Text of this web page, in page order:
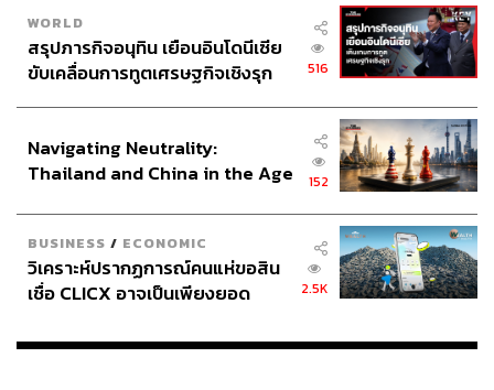
WORLD
สรุปภารกิจอนุทิน เยือนอินโดนีเซีย
ขับเคลื่อนการทูตเศรษฐกิจเชิงรุก
516
Navigating Neutrality:
Thailand and China in the Age
152
BUSINESS / ECONOMIC
วิเคราะห์ปรากฏการณ์คนแห่ขอสิน
เชื่อ CLICX อาจเป็นเพียงยอด
เรือนไทยที่ถูกซุกไว้
2.5K